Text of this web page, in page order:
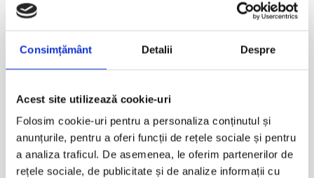
Consimțământ Detalii Despre
Acest site utilizează cookie-uri
Folosim cookie-uri pentru a personaliza conținutul și
anunțurile, pentru a oferi funcții de rețele sociale și pentru
a analiza traficul. De asemenea, le oferim partenerilor de
rețele sociale, de publicitate și de analize informații cu
Culoare
Tip produs Termoscud
Fabricat in China
Sezon Toate anotimpurile